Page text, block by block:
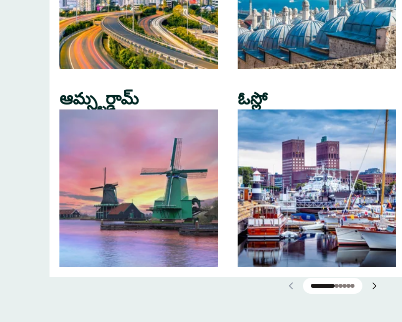
ఆమ్స్టర్డామ్ ఓస్లో